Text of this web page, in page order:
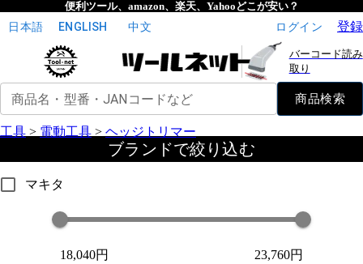
便利ツール、amazon、楽天、Yahooどこが安い？
日本語 ENGLISH 中文 ログイン 登録
バーコード読み
取り
商品名・型番・JANコードなど 商品検索
工具 > 電動工具 > ヘッジトリマー
ブランドで絞り込む
マキタ
18,040円 23,760円